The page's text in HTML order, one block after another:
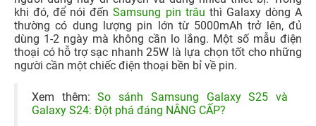
khi đó, để nói đếnSamsung pin trâu thì Galaxy dòng A
thường có dung lượng pin lớn từ 5000mAh trở lên, đủ
dùng 1-2 ngày mà không cần lo lắng. Một số mẫu điện
thoại có hỗ trợ sạc nhanh 25W là lựa chọn tốt cho những
người cần một chiếc điện thoại bền bỉ về pin.
Xem thêm:So sánh Samsung Galaxy S25 và
Galaxy S24: Đột phá đáng NÂNG CẤP?